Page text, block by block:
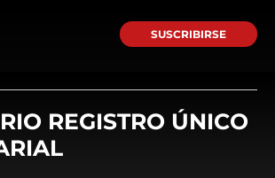
SUSCRIBIRSE
REGISTRO ÚNICO